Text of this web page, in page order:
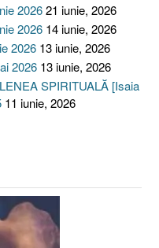
202621 iunie, 2026
2026 14 iunie, 2026
2026 13 iunie, 2026
2026 13 iunie, 2026
SPIRITUALĂ [Isaia
11 iunie, 2026